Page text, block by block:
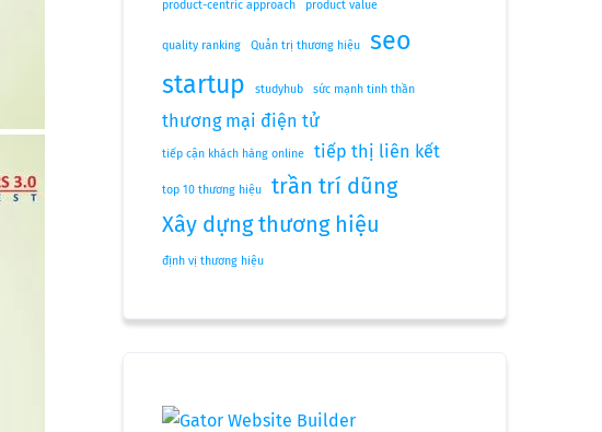
product-centric approach product value
quality ranking Quản trị thương hiệu
seo
startup
studyhub sức mạnh tinh thần
thương mại điện tử
tiếp cận khách hàng online tiếp thị liên kết
top 10 thương hiệu
trần trí dũng
Xây dựng thương hiệu
định vị thương hiệu